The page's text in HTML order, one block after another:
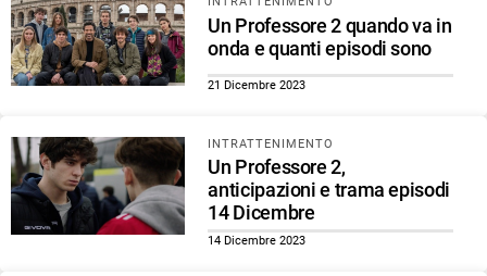
Un Professore 2 quando va in
onda e quanti episodi sono
21 Dicembre 2023
INTRATTENIMENTO
Un Professore 2,
anticipazioni e trama episodi
14 Dicembre
14 Dicembre 2023